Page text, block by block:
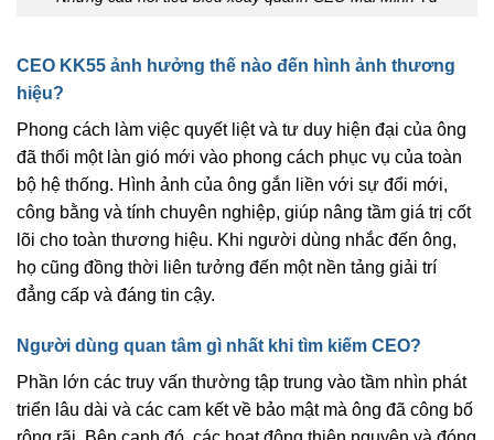
CEO KK55 ảnh hưởng thế nào đến hình ảnh thương
hiệu?
Phong cách làm việc quyết liệt và tư duy hiện đại của ông
đã thổi một làn gió mới vào phong cách phục vụ của toàn
bộ hệ thống. Hình ảnh của ông gắn liền với sự đổi mới,
công bằng và tính chuyên nghiệp, giúp nâng tầm giá trị cốt
lõi cho toàn thương hiệu. Khi người dùng nhắc đến ông,
họ cũng đồng thời liên tưởng đến một nền tảng giải trí
đẳng cấp và đáng tin cậy.
Người dùng quan tâm gì nhất khi tìm kiếm CEO?
Phần lớn các truy vấn thường tập trung vào tầm nhìn phát
triển lâu dài và các cam kết về bảo mật mà ông đã công bố